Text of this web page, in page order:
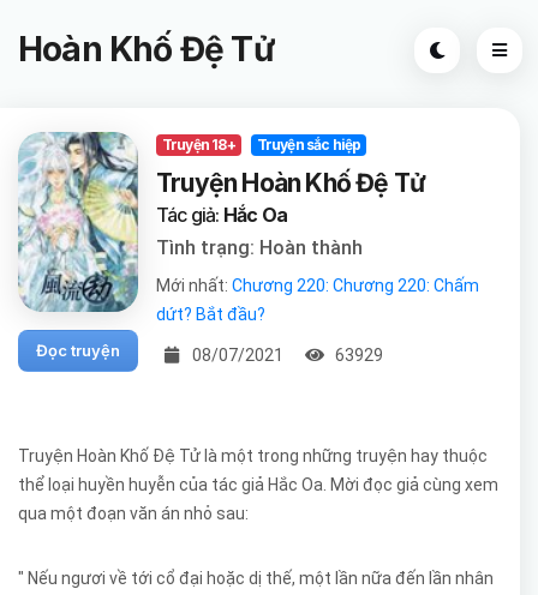
Hoàn Khố Đệ Tử
Đọc truyện
Truyện 18+ Truyện sắc hiệp
Truyện Hoàn Khố Đệ Tử
Tác giả: Hắc Oa
Tình trạng: Hoàn thành
Mới nhất: Chương 220: Chương 220: Chấm
dứt? Bắt đầu?
08/07/2021 63929
Truyện Hoàn Khố Đệ Tử là một trong những truyện hay thuộc
thể loại huyền huyễn của tác giả Hắc Oa. Mời đọc giả cùng xem
qua một đoạn văn án nhỏ sau:
" Nếu ngươi về tới cổ đại hoặc dị thế, một lần nữa đến lần nhân